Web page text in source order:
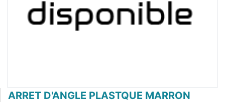
ARRET D'ANGLE PLASTQUE MARRON